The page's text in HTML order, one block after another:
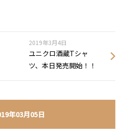
年03月05日
2019年3月4日
ユニクロ酒蔵Tシャ
ツ、本日発売開始！！